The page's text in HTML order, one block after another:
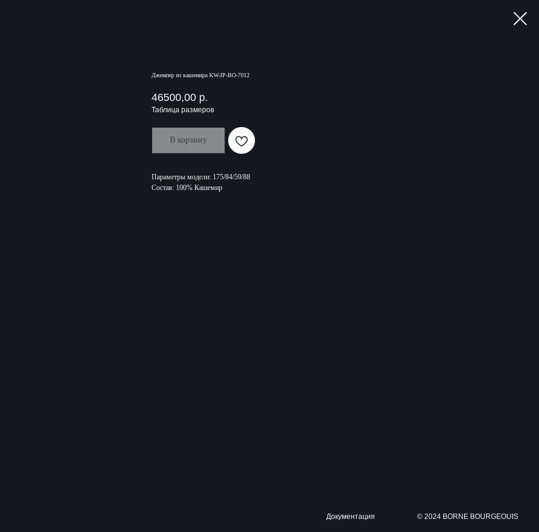
Джемпер из кашемира KW-JP-BO-7012
46500,00 р.
Таблица размеров
В корзину
Параметры модели: 175/84/59/88
Состав: 100% Кашемир
Документация © 2024 BORNE BOURGEOUIS